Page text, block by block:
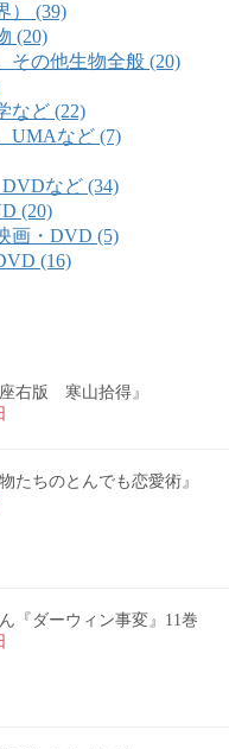
） (39)
(20)
その他生物全般 (20)
など (22)
UMAなど (7)
など (34)
(20)
画・DVD (5)
(16)
右版 寒山拾得』
たちのとんでも恋愛術』
『ダーウィン事変』11巻